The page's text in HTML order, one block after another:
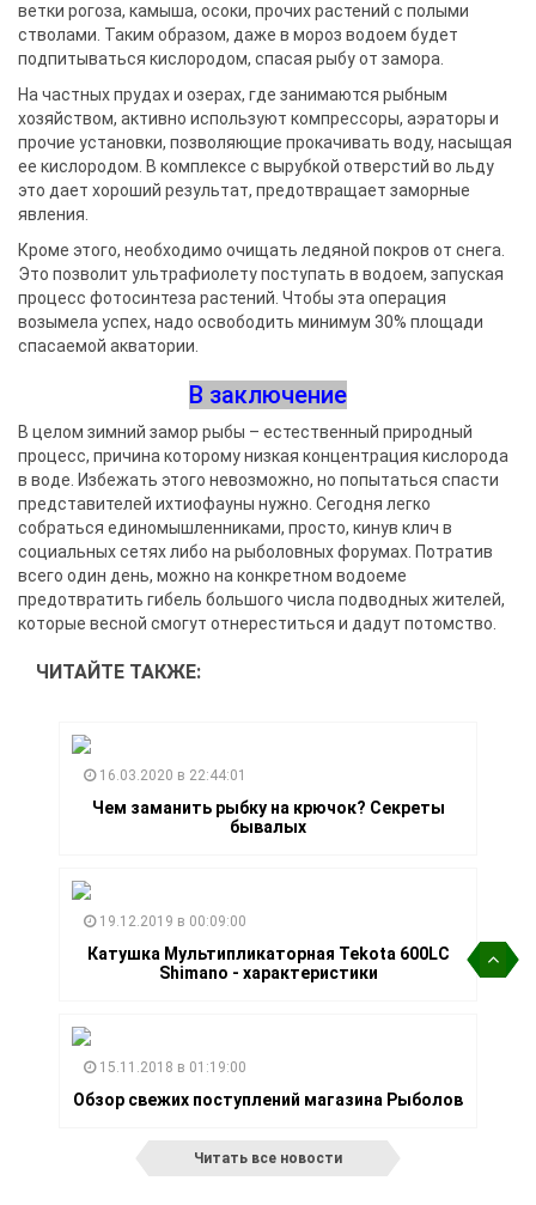
ветки рогоза, камыша, осоки, прочих растений с полыми
стволами. Таким образом, даже в мороз водоем будет
подпитываться кислородом, спасая рыбу от замора.
На частных прудах и озерах, где занимаются рыбным
хозяйством, активно используют компрессоры, аэраторы и
прочие установки, позволяющие прокачивать воду, насыщая
ее кислородом. В комплексе с вырубкой отверстий во льду
это дает хороший результат, предотвращает заморные
явления.
Кроме этого, необходимо очищать ледяной покров от снега.
Это позволит ультрафиолету поступать в водоем, запуская
процесс фотосинтеза растений. Чтобы эта операция
возымела успех, надо освободить минимум 30% площади
спасаемой акватории.
В заключение
В целом зимний замор рыбы – естественный природный
процесс, причина которому низкая концентрация кислорода
в воде. Избежать этого невозможно, но попытаться спасти
представителей ихтиофауны нужно. Сегодня легко
собраться единомышленниками, просто, кинув клич в
социальных сетях либо на рыболовных форумах. Потратив
всего один день, можно на конкретном водоеме
предотвратить гибель большого числа подводных жителей,
которые весной смогут отнереститься и дадут потомство.
ЧИТАЙТЕ ТАКЖЕ:
16.03.2020 в 22:44:01
Чем заманить рыбку на крючок? Секреты
бывалых
19.12.2019 в 00:09:00
Катушка Мультипликаторная Tekota 600LC
Shimano - характеристики
15.11.2018 в 01:19:00
Обзор свежих поступлений магазина Рыболов
Читать все новости